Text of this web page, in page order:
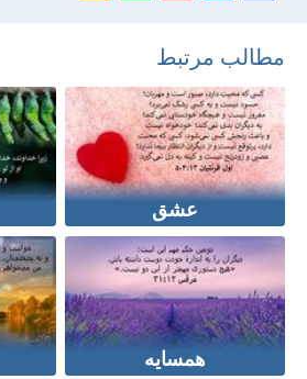
مطالب مرتبط
عشق
همسایه